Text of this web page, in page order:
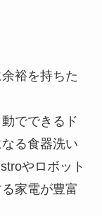
裕を持ちた
でできるド
る食器洗い
やロボット
家電が豊富